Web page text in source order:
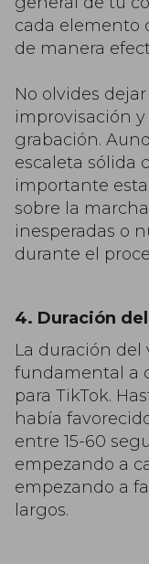
cada elemento
de manera
No olvides
improvisación
grabación.
escaleta sólida
importante
sobre la
inesperadas o
durante el
4. Duración
La duración del
fundamental a
para TikTok.
había
entre 15-60
empezando a
empezando a
largos.